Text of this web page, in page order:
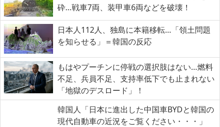
砕…戦車7両、装甲車6両などを破壊！
日本人112人、独島に本籍移転…「領土問題
を知らせる」＝韓国の反応
もはやプーチンに停戦の選択肢はない…燃料
不足、兵員不足、支持率低下でも止まれない
「地獄のデスロード」！
韓国人「日本に進出した中国車BYDと韓国の
現代自動車の近況をご覧ください・・・」